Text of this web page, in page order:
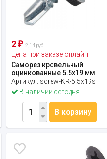
2₽ 2,14 руб.
Цена при заказе онлайн!
Саморез кровельный
оцинкованные 5.5x19 мм
Артикул: screw-KR-5.5х19s
В наличии сегодня
В корзину